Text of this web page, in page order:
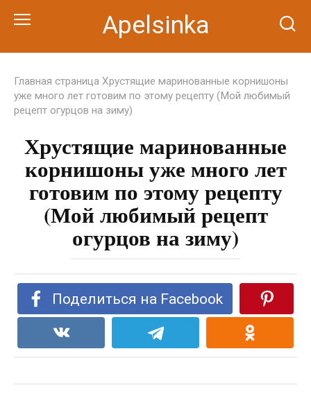
Apelsinka
Главная страница Хрустящие маринованные корнишоны
уже много лет готовим по этому рецепту (Мой любимый
рецепт огурцов на зиму)
Хрустящие маринованные
корнишоны уже много лет
готовим по этому рецепту
(Мой любимый рецепт
огурцов на зиму)
Поделиться на Facebook